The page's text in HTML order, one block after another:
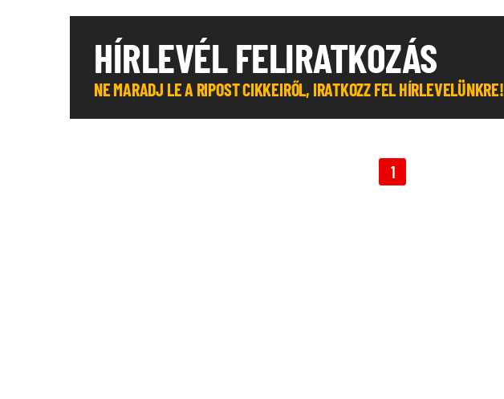
HÍRLEVÉL FELIRATKOZÁS
NE MARADJ LE A RIPOST CIKKEIRŐL, IRATKOZZ FEL HÍRLEVELÜNKRE!
1